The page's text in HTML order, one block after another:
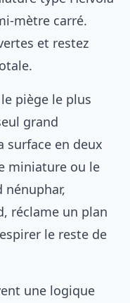
mètre carré.
et restez
piège le plus
grand
surface en deux
miniature ou le
nénuphar,
réclame un plan
le reste de
une logique